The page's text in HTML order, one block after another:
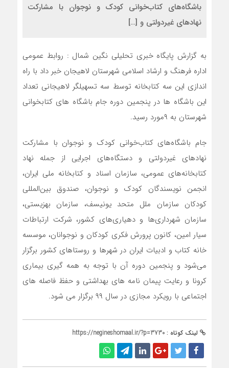
باشگاه‌های کتاب‌خوانی کودک و نوجوان با مشارکت
نهادهای غیردولتی و […]
به گزارش پایگاه خبری تحلیلی نگین شمال : روابط عمومی
اداره فرهنگ و ارشاد اسلامی شهرستان لاهیجان خبر داد با راه
اندازی این سه کتابخانه توسط سه تسهیلگر لاهیجانی تعداد
این باشگاه ها در پنجمین دوره جام باشگاه های کتابخوانی
شهرستان به ۹مورد رسید.
جام باشگاه‌های کتاب‌خوانی کودک و نوجوان با مشارکت
نهادهای غیردولتی و دستگاه‌های اجرایی از جمله نهاد
کتابخانه‌های عمومی، سازمان اسناد و کتابخانه ملی ایران،
انجمن نویسندگان کودک و نوجوان، صندوق بین‌المللی
کودکان سازمان ملل متحد یونیسف، سازمان بهزیستی،
سازمان شهرداری‌ها و دهیاری‌های کشور، شرکت ارتباطات
سیار امین، کانون پرورش فکری کودکان و نوجوانان، موسسه
خانه کتاب و ادبیات ایران در شهرها و روستاهای کشور برگزار
می‌شود و پنجمین دوره آن با توجه به همه گیری بیماری
کرونا و رعایت پیمان نامه های بهداشتی و حفظ فاصله های
اجتماعی با رویکرد مجازی در سال ۹۹ برگزار می شود.
لینک کوتاه : https://negineshomaal.ir/?p=3730